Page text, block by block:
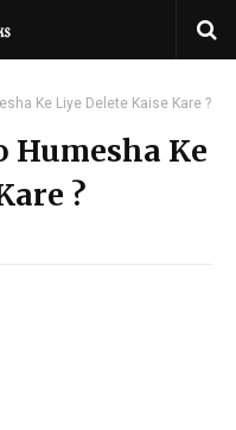
Ke Liye Delete Kaise Kare ?
Humesha Ke
?